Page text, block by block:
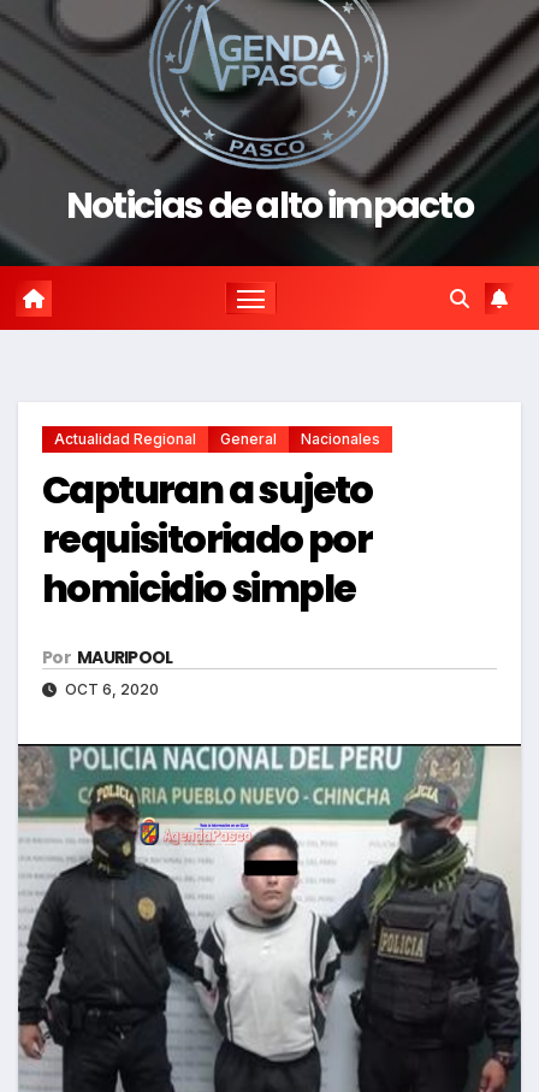
Noticias de alto impacto
Actualidad Regional General Nacionales
Capturan a sujeto
requisitoriado por
homicidio simple
Por MAURIPOOL
OCT 6, 2020